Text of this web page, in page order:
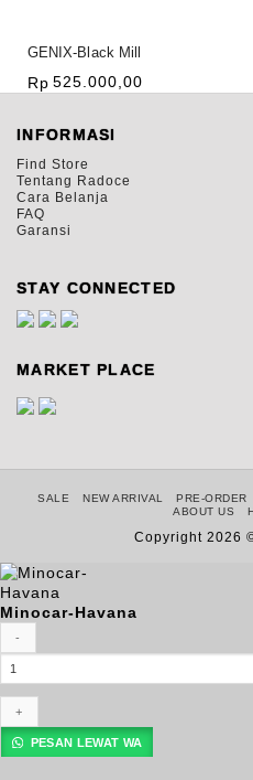
GENIX-Black Mill
Rp 525.000,00
INFORMASI
Find Store
Tentang Radoce
Cara Belanja
FAQ
Garansi
STAY CONNECTED
MARKET PLACE
SALE NEW ARRIVAL PRE-ORDER
ABOUT US
Copyright 2026
Minocar-Havana
Kuantitas
Havana
PESAN LEWAT WA